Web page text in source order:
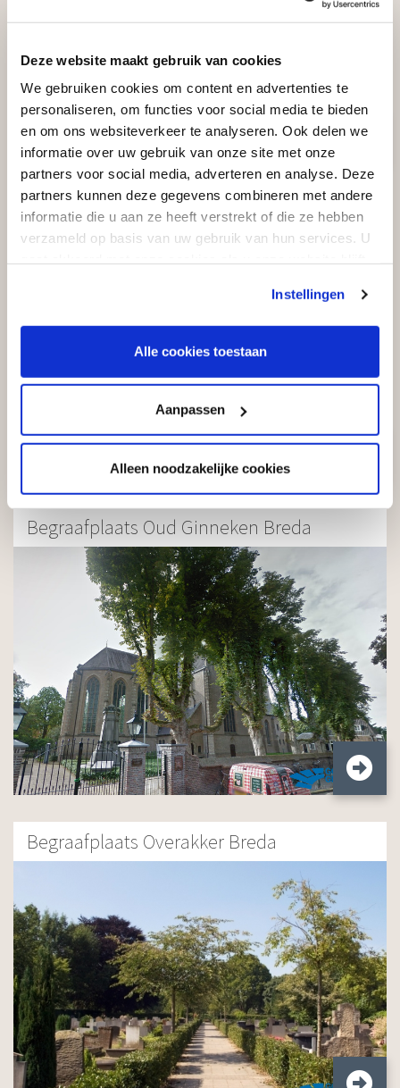
Deze website maakt gebruik van cookies
We gebruiken cookies om content en advertenties te
personaliseren, om functies voor social media te bieden
en om ons websiteverkeer te analyseren. Ook delen we
informatie over uw gebruik van onze site met onze
partners voor social media, adverteren en analyse. Deze
partners kunnen deze gegevens combineren met andere
informatie die u aan ze heeft verstrekt of die ze hebben
verzameld op basis van uw gebruik van hun services. U
Instellingen
Alle cookies toestaan
Aanpassen
Alleen noodzakelijke cookies
Begraafplaats Liesbosch Breda
Begraafplaats Oud Ginneken Breda
Begraafplaats Overakker Breda